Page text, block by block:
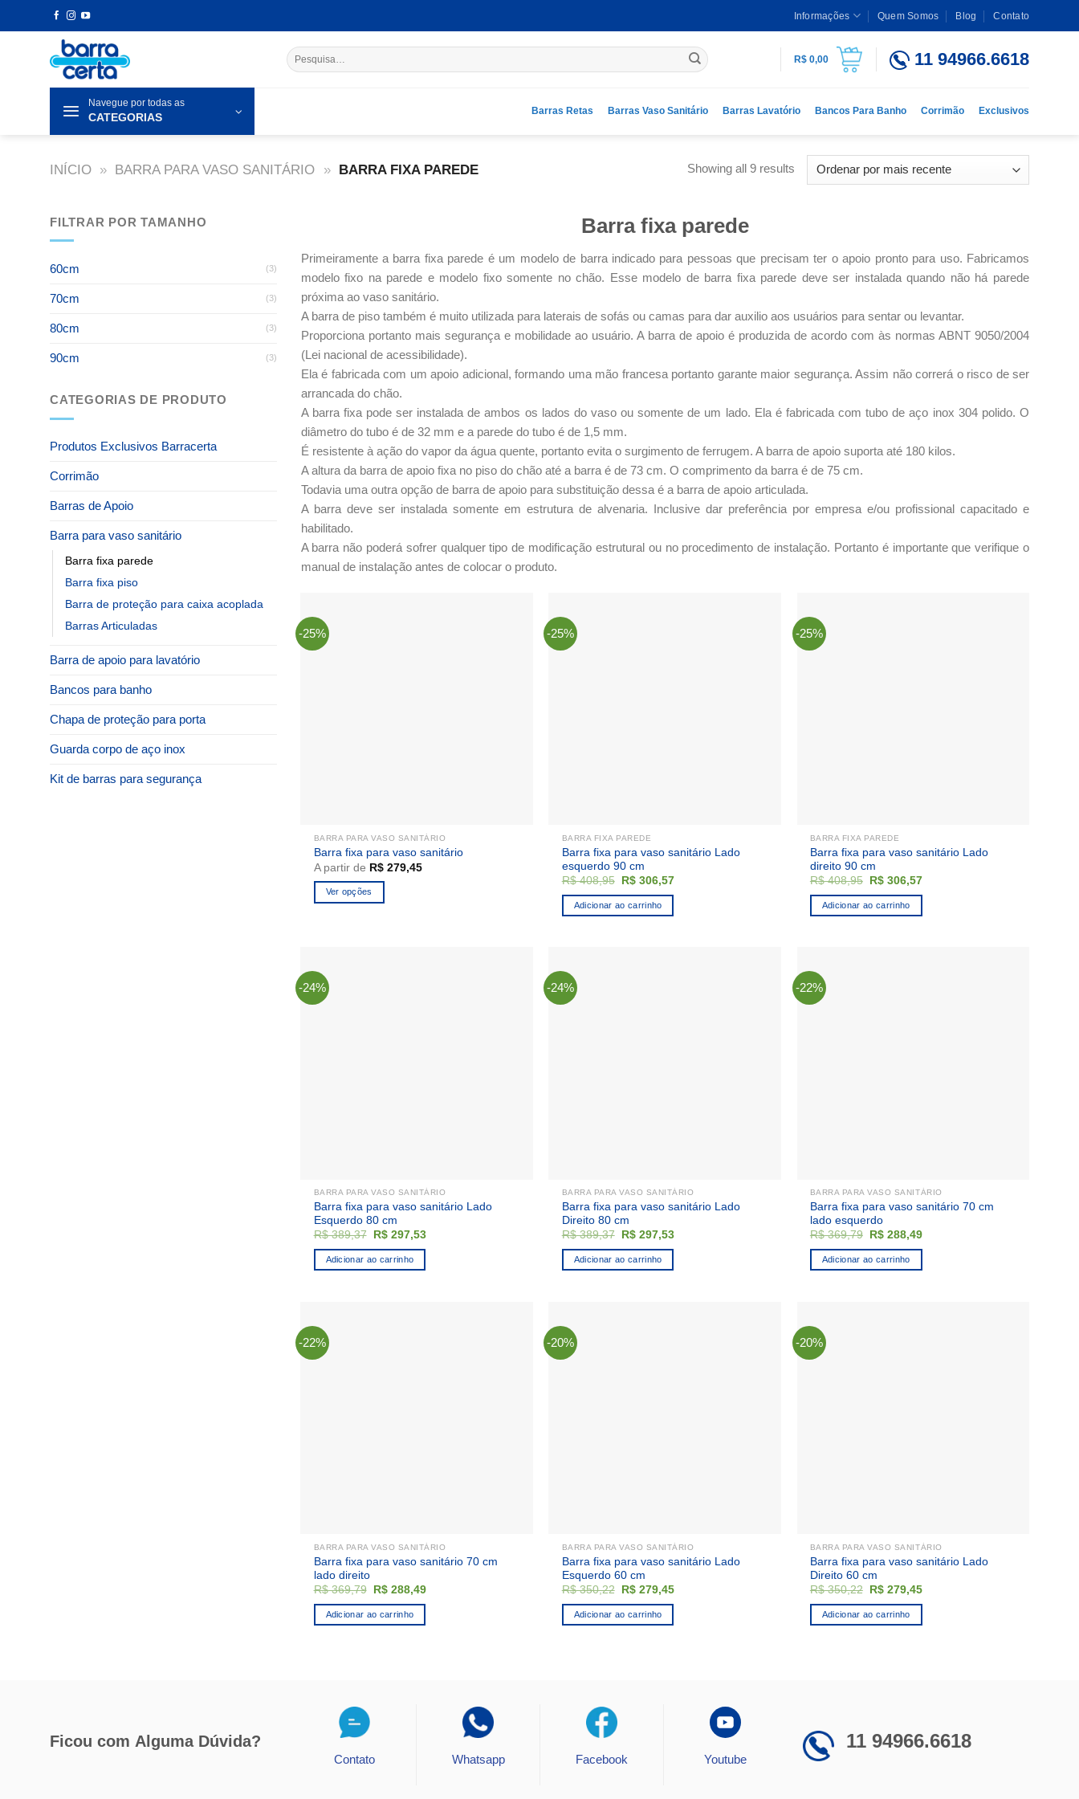
Informações Quem Somos Blog Contato
Pesquisar
por:
R$ 0,00 11 94966.6618
Navegue por todas as
CATEGORIAS
Barras Retas Barras Vaso Sanitário Barras Lavatório Bancos Para Banho Corrimão Exclusivos
INÍCIO » BARRA PARA VASO SANITÁRIO » BARRA FIXA PAREDE Showing all 9 results
FILTRAR POR TAMANHO
60cm (3)
70cm (3)
80cm (3)
90cm (3)
CATEGORIAS DE PRODUTO
Produtos Exclusivos Barracerta
Corrimão
Barras de Apoio
Barra para vaso sanitário
Barra fixa parede
Barra fixa piso
Barra de proteção para caixa acoplada
Barras Articuladas
Barra de apoio para lavatório
Bancos para banho
Chapa de proteção para porta
Guarda corpo de aço inox
Kit de barras para segurança
Barra fixa parede
Primeiramente a barra fixa parede é um modelo de barra indicado para pessoas que precisam ter o apoio pronto para uso. Fabricamos
modelo fixo na parede e modelo fixo somente no chão. Esse modelo de barra fixa parede deve ser instalada quando não há parede
próxima ao vaso sanitário.
A barra de piso também é muito utilizada para laterais de sofás ou camas para dar auxilio aos usuários para sentar ou levantar.
Proporciona portanto mais segurança e mobilidade ao usuário. A barra de apoio é produzida de acordo com às normas ABNT 9050/2004
(Lei nacional de acessibilidade).
Ela é fabricada com um apoio adicional, formando uma mão francesa portanto garante maior segurança. Assim não correrá o risco de ser
arrancada do chão.
A barra fixa pode ser instalada de ambos os lados do vaso ou somente de um lado. Ela é fabricada com tubo de aço inox 304 polido. O
diâmetro do tubo é de 32 mm e a parede do tubo é de 1,5 mm.
É resistente à ação do vapor da água quente, portanto evita o surgimento de ferrugem. A barra de apoio suporta até 180 kilos.
A altura da barra de apoio fixa no piso do chão até a barra é de 73 cm. O comprimento da barra é de 75 cm.
Todavia uma outra opção de barra de apoio para substituição dessa é a barra de apoio articulada.
A barra deve ser instalada somente em estrutura de alvenaria. Inclusive dar preferência por empresa e/ou profissional capacitado e
habilitado.
A barra não poderá sofrer qualquer tipo de modificação estrutural ou no procedimento de instalação. Portanto é importante que verifique o
manual de instalação antes de colocar o produto.
-25%
BARRA PARA VASO SANITÁRIO
Barra fixa para vaso sanitário
A partir de R$279,45
Ver opções
variantes.
As
-25%
BARRA FIXA PAREDE
Barra fixa para vaso sanitário Lado
esquerdo 90 cm
R$408,95
O
original
era:
R$306,57O
Adicionar ao carrinho
-25%
BARRA FIXA PAREDE
Barra fixa para vaso sanitário Lado
direito 90 cm
R$408,95
O
original
era:
R$306,57O
Adicionar ao carrinho
-24%
BARRA PARA VASO SANITÁRIO
Barra fixa para vaso sanitário Lado
Esquerdo 80 cm
R$389,37
O
original
era:
R$297,53O
Adicionar ao carrinho
-24%
BARRA PARA VASO SANITÁRIO
Barra fixa para vaso sanitário Lado
Direito 80 cm
R$389,37
O
original
era:
R$297,53O
Adicionar ao carrinho
-22%
BARRA PARA VASO SANITÁRIO
Barra fixa para vaso sanitário 70 cm
lado esquerdo
R$369,79
O
original
era:
R$288,49O
Adicionar ao carrinho
-22%
BARRA PARA VASO SANITÁRIO
Barra fixa para vaso sanitário 70 cm
lado direito
R$369,79
O
original
era:
R$288,49O
Adicionar ao carrinho
-20%
BARRA PARA VASO SANITÁRIO
Barra fixa para vaso sanitário Lado
Esquerdo 60 cm
R$350,22
O
original
era:
R$279,45O
Adicionar ao carrinho
-20%
BARRA PARA VASO SANITÁRIO
Barra fixa para vaso sanitário Lado
Direito 60 cm
R$350,22
O
original
era:
R$279,45O
Adicionar ao carrinho
Ficou com Alguma Dúvida?
Contato Whatsapp Facebook Youtube
11 94966.6618